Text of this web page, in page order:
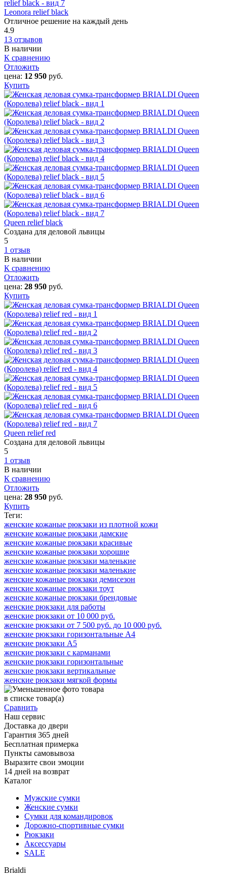
Leonora relief black
Отличное решение на каждый день
4.9
13 отзывов
В наличии
К сравнению
Отложить
цена: 12 950 руб.
Купить
Queen relief black
Создана для деловой львицы
5
1 отзыв
В наличии
К сравнению
Отложить
цена: 28 950 руб.
Купить
Queen relief red
Создана для деловой львицы
5
1 отзыв
В наличии
К сравнению
Отложить
цена: 28 950 руб.
Купить
Теги:
женские кожаные рюкзаки из плотной кожи
женские кожаные рюкзаки дамские
женские кожаные рюкзаки красивые
женские кожаные рюкзаки хорошие
женские кожаные рюкзаки маленькие
женские кожаные рюкзаки маленькие
женские кожаные рюкзаки демисезон
женские кожаные рюкзаки тоут
женские кожаные рюкзаки брендовые
женские рюкзаки для работы
женские рюкзаки от 10 000 руб.
женские рюкзаки от 7 500 руб. до 10 000 руб.
женские рюкзаки горизонтальные А4
женские рюкзаки А5
женские рюкзаки с карманами
женские рюкзаки горизонтальные
женские рюкзаки вертикальные
женские рюкзаки мягкой формы
в списке товар(а)
Сравнить
Наш сервис
Доставка до двери
Гарантия 365 дней
Бесплатная примерка
Пункты самовывоза
Выразите свои эмоции
14 дней на возврат
Каталог
Мужские сумки
Женские сумки
Сумки для командировок
Дорожно-спортивные сумки
Рюкзаки
Аксессуары
SALE
Brialdi